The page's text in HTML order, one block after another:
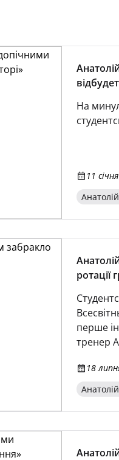
На
11
ротації
перше
тренер
на
18